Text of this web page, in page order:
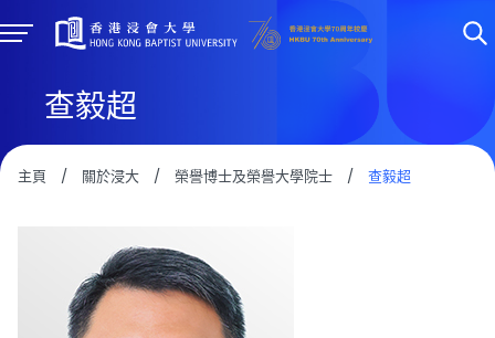
查毅超
主頁 / 關於浸大 / 榮譽博士及榮譽大學院士 / 查毅超